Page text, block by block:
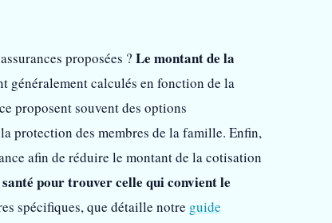
proposées ? Le montant de la
généralement calculés en fonction de la
proposent souvent des options
protection des membres de la famille. Enfin,
afin de réduire le montant de la cotisation
pour trouver celle qui convient le
spécifiques, que détaille notre guide